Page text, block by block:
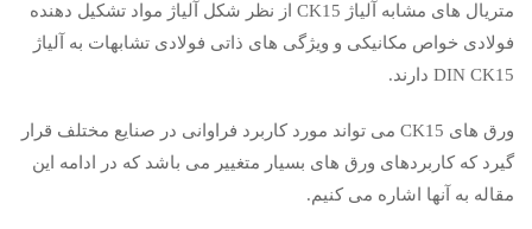
متریال های مشابه آلیاژ CK15 از نظر شکل آلیاژ مواد تشکیل دهنده
فولادی خواص مکانیکی و ویژگی های ذاتی فولادی تشابهات به آلیاژ
DIN CK15 دارند.
ورق های CK15 می تواند مورد کاربرد فراوانی در صنایع مختلف قرار
گیرد که کاربردهای ورق های بسیار متغییر می باشد که در ادامه این
مقاله به آنها اشاره می کنیم.